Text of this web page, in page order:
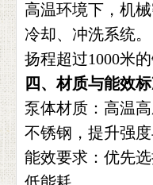
高温环境下，机
冷却、冲洗系统。
扬程超过1000米
四、材质与能效
泵体材质‌：高温
不锈钢，提升强
能效要求‌：优先